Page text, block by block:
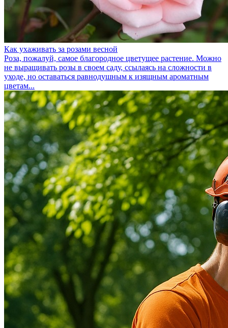
Как ухаживать за розами весной
Роза, пожалуй, самое благородное цветущее растение. Можно
не выращивать розы в своем саду, ссылаясь на сложности в
уходе, но оставаться равнодушным к изящным ароматным
цветам...